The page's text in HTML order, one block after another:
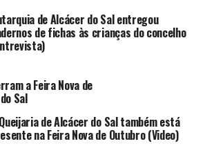
de Alcácer do Sal entregou
de fichas às crianças do concelho
a Feira Nova de
Sal
de Alcácer do Sal também está
na Feira Nova de Outubro (Video)